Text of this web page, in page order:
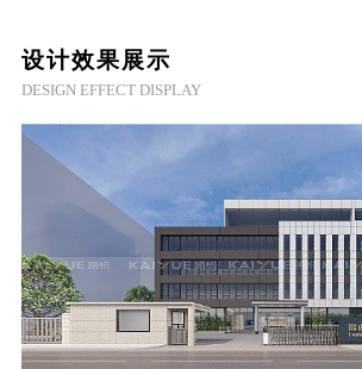
设计效果展示
DESIGN EFFECT DISPLAY